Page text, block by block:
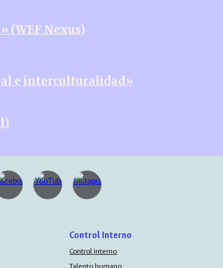
(WEF Nexus)
e interculturalidad»
Control Interno
Control interno
Talento humano